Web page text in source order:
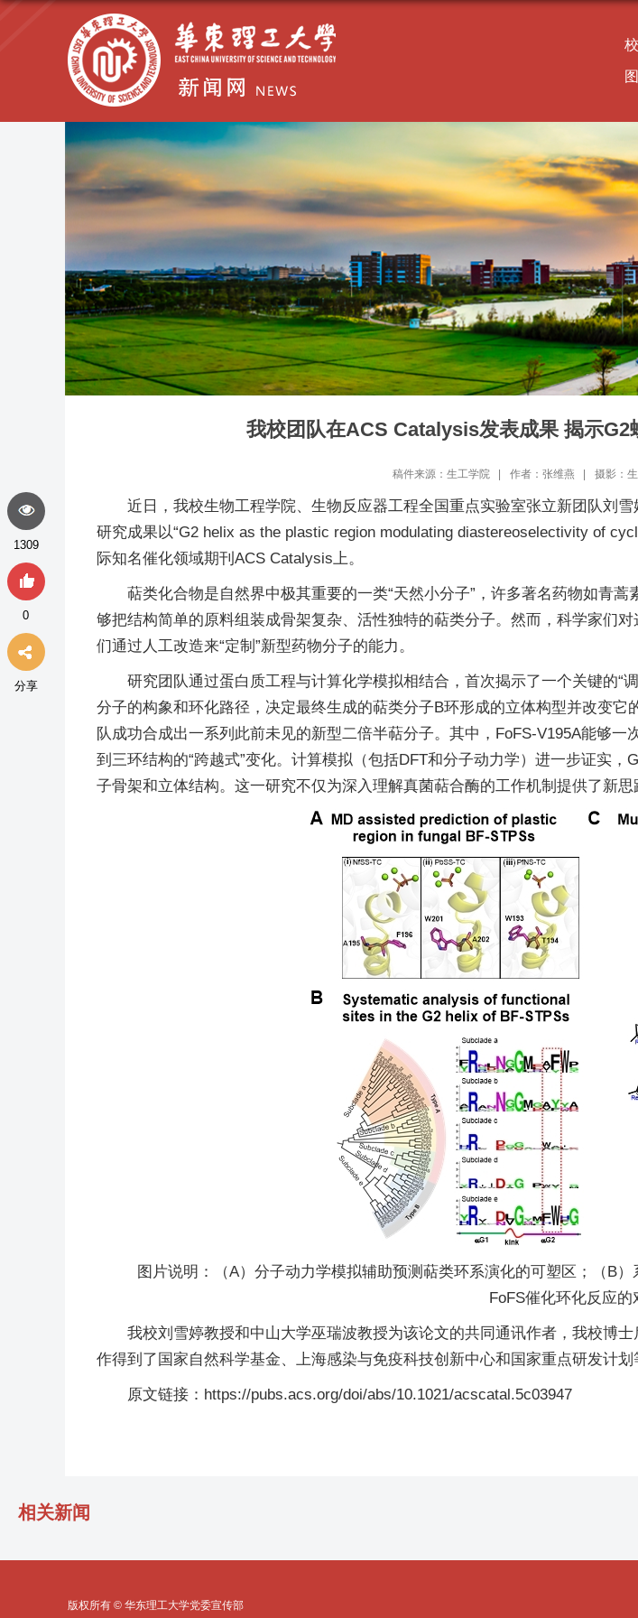
我校团队在ACS Catalysis发表成果 揭示G2
稿件来源：生工学院 | 作者：张维燕 | 摄影：
近日，我校生物工程学院、生物反应器工程全国重点实验室张立新团队刘
研究成果以“G2 helix as the plastic region modulating diastereoselectivity of
际知名催化领域期刊ACS Catalysis上。
萜类化合物是自然界中极其重要的一类“天然小分子”，许多著名药物如青
够把结构简单的原料组装成骨架复杂、活性独特的萜类分子。然而，科学家们
们通过人工改造来“定制”新型药物分子的能力。
研究团队通过蛋白质工程与计算化学模拟相结合，首次揭示了一个关键的“
分子的构象和环化路径，决定最终生成的萜类分子B环形成的立体构型并改变
队成功合成出一系列此前未见的新型二倍半萜分子。其中，FoFS-V195A能够
到三环结构的“跨越式”变化。计算模拟（包括DFT和分子动力学）进一步证实
子骨架和立体结构。这一研究不仅为深入理解真菌萜合酶的工作机制提供了新
图片说明：（A）分子动力学模拟辅助预测萜类环系演化的可塑区；（B
FoFS催化环化反应的
我校刘雪婷教授和中山大学巫瑞波教授为该论文的共同通讯作者，我校博
作得到了国家自然科学基金、上海感染与免疫科技创新中心和国家重点研发计划
原文链接：https://pubs.acs.org/doi/abs/10.1021/acscatal.5c03947
1309
0
分享
相关新闻
版权所有 © 华东理工大学党委宣传部